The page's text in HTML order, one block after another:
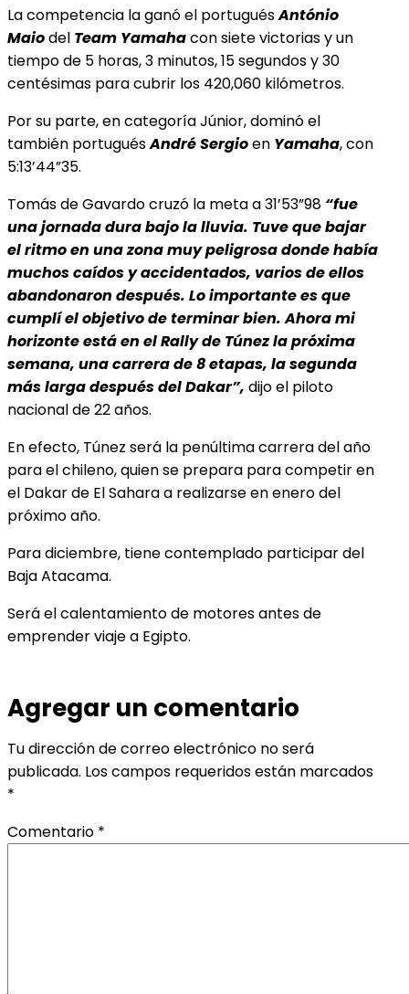
La competencia la ganó el portuguésAntónio
Maiodel Team Yamahacon siete victorias y un
tiempo de 5 horas, 3 minutos, 15 segundos y 30
centésimas para cubrir los 420,060 kilómetros.
Por su parte, en categoría Júnior, dominó el
también portuguésAndré Sergioen Yamaha, con
5:13’44”35.
Tomás de Gavardo cruzó la meta a 31’53”98 “fue
una jornada dura bajo la lluvia. Tuve quebajar
el ritmo en una zona muy peligrosa donde había
muchos caídos y accidentados, varios de ellos
abandonaron después. Lo importante es que
cumplí el objetivo de terminar bien. Ahora mi
horizonte está en el Rally de Túnez la próxima
semana, una carrera de 8 etapas, la segunda
más larga después del Dakar”, dijo el piloto
nacional de 22 años.
En efecto, Túnez será la penúltima carrera del año
para el chileno, quien se prepara para competir en
el Dakar de El Sahara a realizarse en enero del
próximo año.
Para diciembre, tiene contemplado participar del
Baja Atacama.
Será el calentamiento de motores antes de
emprender viaje a Egipto.
Agregar un comentario
Tu dirección de correo electrónico no será
publicada. Los campos requeridos están marcados
*
Comentario *